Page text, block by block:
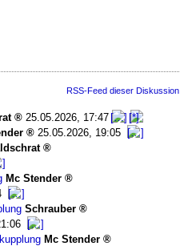
RSS-Feed dieser Diskussion
25.05.2026, 17:47
25.05.2026, 19:05
Mc Stender
Schrauber
Mc Stender